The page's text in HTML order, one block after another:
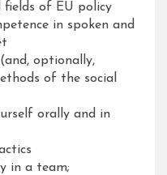
fields of EU policy
in spoken and
optionally,
of the social
orally and in
in a team;